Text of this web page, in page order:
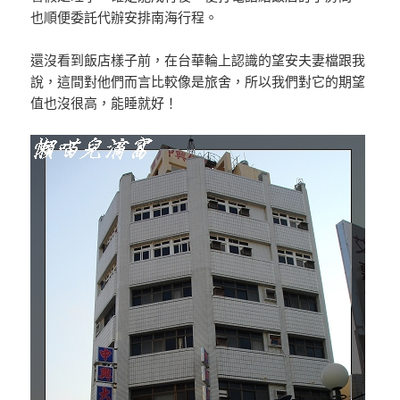
也順便委託代辦安排南海行程。
還沒看到飯店樣子前，在台華輪上認識的望安夫妻檔跟我
說，這間對他們而言比較像是旅舍，所以我們對它的期望
值也沒很高，能睡就好！